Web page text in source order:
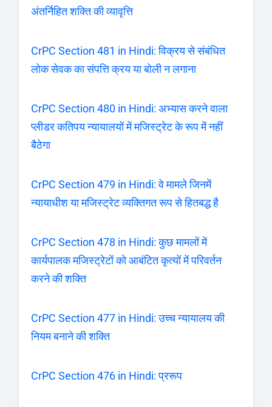
अंतर्निहित शक्ति की व्यावृत्ति
CrPC Section 481 in Hindi: विक्रय से संबंधित
लोक सेवक का संपत्ति क्रय या बोली न लगाना
CrPC Section 480 in Hindi: अभ्यास करने वाला
प्लीडर कतिपय न्यायालयों में मजिस्ट्रेट के रूप में नहीं
बैठेगा
CrPC Section 479 in Hindi: वे मामले जिनमें
न्यायाधीश या मजिस्ट्रेट व्यक्तिगत रूप से हितबद्ध है
CrPC Section 478 in Hindi: कुछ मामलों में
कार्यपालक मजिस्ट्रेटों को आबंटित कृत्यों में परिवर्तन
करने की शक्ति
CrPC Section 477 in Hindi: उच्च न्यायालय की
नियम बनाने की शक्ति
CrPC Section 476 in Hindi: प्ररूप